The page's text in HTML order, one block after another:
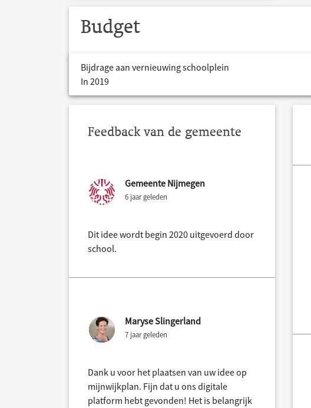
Budget
Bijdrage aan vernieuwing schoolplein
In 2019
Feedback van de gemeente
Gemeente Nijmegen
6 jaar geleden
Dit idee wordt begin 2020 uitgevoerd door
school.
Maryse Slingerland
7 jaar geleden
Dank u voor het plaatsen van uw idee op
mijnwijkplan. Fijn dat u ons digitale
platform hebt gevonden! Het is belangrijk